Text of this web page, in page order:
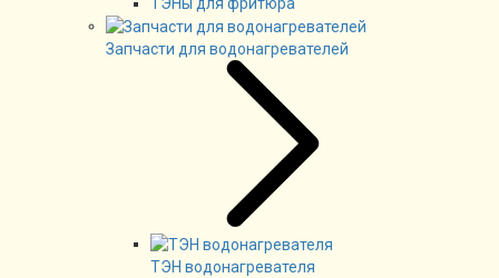
Запчасти для водонагревателей
ТЭН водонагревателя